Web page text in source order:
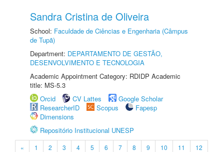
Sandra Cristina de Oliveira
School: Faculdade de Ciências e Engenharia (Câmpus
de Tupã)
Department: DEPARTAMENTO DE GESTÃO,
DESENVOLVIMENTO E TECNOLOGIA
Academic Appointment Category: RDIDP Academic
title: MS-5.3
Orcid
CV Lattes
Google Scholar
ResearcherID
Scopus
Fapesp
Dimensions
Repositório Institucional UNESP
« 1 2 3 4 5 6 7 8 9 10 11
12